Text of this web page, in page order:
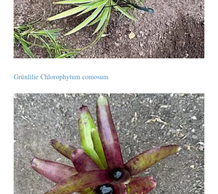
Grünlilie Chlorophytum comosum